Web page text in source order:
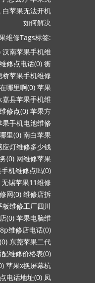
白苹果无法开机
如何解决
维修Tags标签:
汉南苹果手机维
修点电话(0) 衡
桥苹果手机维修
哪里啊(0) 苹果
嘉县苹果手机维
修点(0) 苹果方
果手机电池维修
里(0) 南白苹果
应灯维修多少钱
(0) 网维修苹果
机维修点吗(0)
无锡苹果11维修
网(0) 维修店拆
板维修工厂四川
(0) 苹果电脑维
维修店电话(0)
东莞苹果二代
维修价格表(0)
苹果x换屏幕杭
电话地址(0) 凤